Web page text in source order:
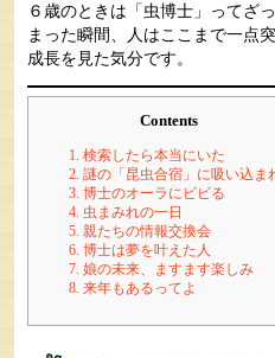
６歳のときは「虫博士」ってざ
まった瞬間、人はここまで一点
成長を見た気分です。
Contents
1. 検索したら本当にいた
2. 謎の「昆虫合宿」に吸い込ま
3. 博士のオーラにビビる
4. 虫まみれの一日
5. 親たちの情報交換会
6. 博士は夢を叶えた人
7. 娘の未来、ますます楽しみ
8. 来年もあるってよ